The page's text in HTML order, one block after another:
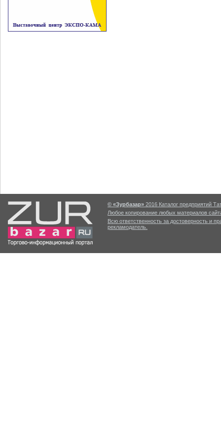
© «Зурбазар» 2016 Каталог предприятий
Любое копирование любых материалов
Всю ответственность за достоверность и
рекламодатель.